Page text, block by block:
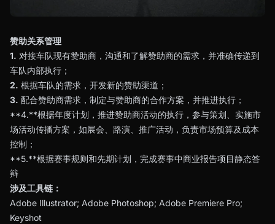
赞助关系管理
1. 对接车队现有赞助商，沟通和了解赞助商的需求，并准确传递到
车队内部执行；
2. 根据车队的需求，开发新的赞助渠道；
3. 配合赞助商需求，制定与赞助商的合作方案，并推进执行；
**4.**根据年度计划，推进赞助商活动的执行，参与策划、实施市
场活动传播方案，如展会、路演、推广活动，负责市场预算及成本
控制；
**5.**根据赛事规则和先期计划，完成赛事中商业报告项目静态答
辩
涉及工具链：
Adobe Illustrator; Adobe Photoshop; Adobe Premiere Pro;
Keyshot